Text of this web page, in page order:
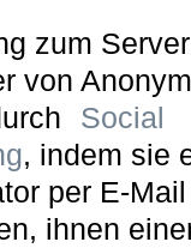
zum
von
Social
, indem sie
per E-Mail
ihnen